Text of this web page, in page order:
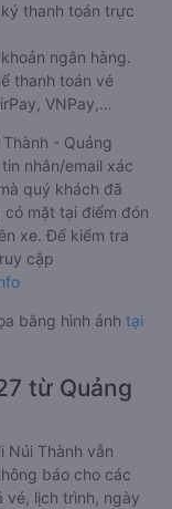
thanh toán trực
ngân hàng.
thanh toán vé
VNPay,…
- Quảng
nhắn/email xác
quý khách đã
mặt tại điểm đón
xe. Để kiểm tra
cập
bằng hình ảnh tại
từ Quảng
Núi Thành vẫn
báo cho các
vé, lịch trình, ngày